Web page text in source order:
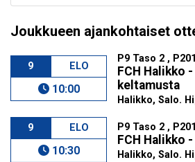
Joukkueen ajankohtaiset
9 ELO
10:00
P9 Taso 2 ,
FCH Halikko
keltamusta
Halikko, Salo.
9 ELO
10:30
P9 Taso 2 ,
FCH Halikko
Halikko, Salo.